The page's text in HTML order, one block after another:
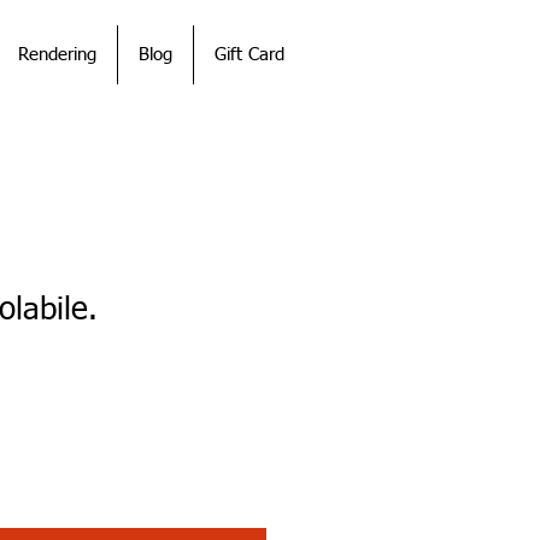
Rendering Blog Gift Card